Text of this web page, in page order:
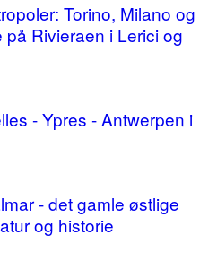
Torino, Milano og
Rivieraen i Lerici og
- Ypres - Antwerpen i
- det gamle østlige
og historie